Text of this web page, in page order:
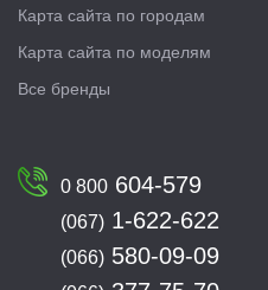
Карта сайта по городам
Карта сайта по моделям
Все бренды
0 800 604-579
(067) 1-622-622
(066) 580-09-09